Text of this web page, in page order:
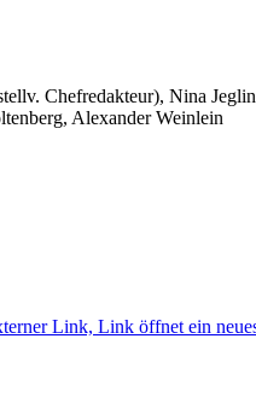
Chefredakteur), Nina
Alexander Weinlein
Link, Link öffnet ein